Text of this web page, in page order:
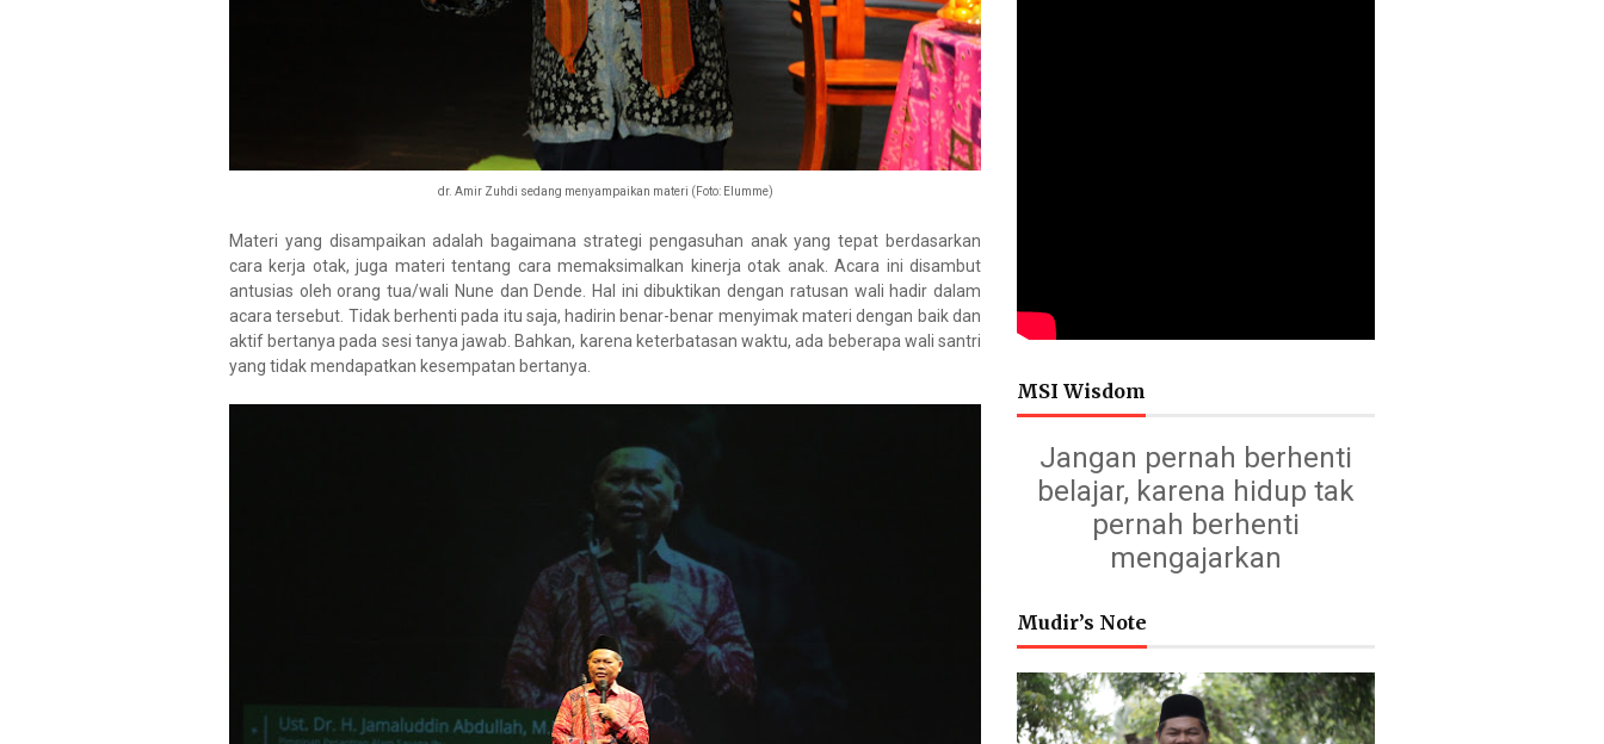
dr. Amir Zuhdi sedang menyampaikan materi (Foto: Elumme)
Materi yang disampaikan adalah bagaimana strategi pengasuhan anak yang tepat berdasarkan
cara kerja otak, juga materi tentang cara memaksimalkan kinerja otak anak. Acara ini disambut
antusias oleh orang tua/wali Nune dan Dende. Hal ini dibuktikan dengan ratusan wali hadir dalam
acara tersebut. Tidak berhenti pada itu saja, hadirin benar-benar menyimak materi dengan baik dan
aktif bertanya pada sesi tanya jawab. Bahkan, karena keterbatasan waktu, ada beberapa wali santri
yang tidak mendapatkan kesempatan bertanya.
MSI Wisdom
Jangan pernah berhenti
belajar, karena hidup tak
pernah berhenti
mengajarkan
Mudir’s Note